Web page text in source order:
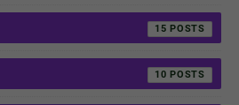
15
10